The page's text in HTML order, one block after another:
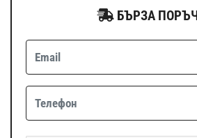
БЪРЗА